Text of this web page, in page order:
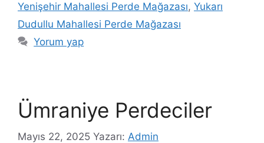
Yenişehir Mahallesi Perde Mağazası, Yukarı
Dudullu Mahallesi Perde Mağazası
Yorum yap
Ümraniye Perdeciler
Mayıs 22, 2025 Yazarı: Admin